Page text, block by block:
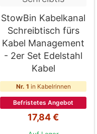
StowBin Kabelkanal
Schreibtisch fürs
Kabel Management
- 2er Set Edelstahl
Kabel
Nr. 1 in Kabelrinnen
Befristetes Angebot
17,84 €